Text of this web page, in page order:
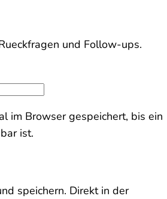
und Follow-ups.
im Browser gespeichert, bis ein
ist.
speichern. Direkt in der